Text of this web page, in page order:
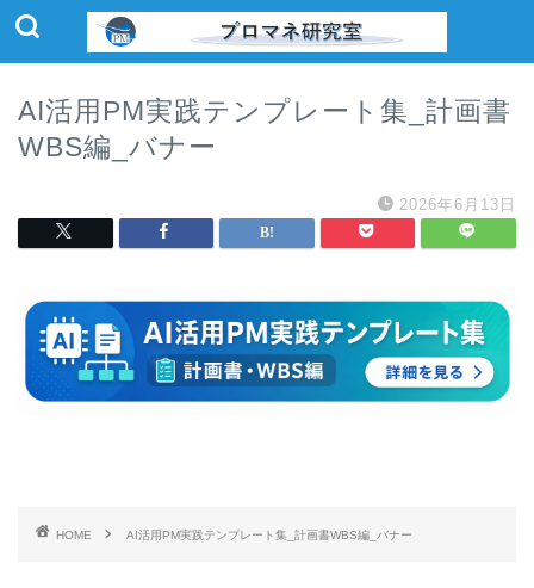
AI活用PM実践テンプレート集_計画書
WBS編_バナー
2026年6月13日
HOME AI活用PM実践テンプレート集_計画書WBS編_バナー